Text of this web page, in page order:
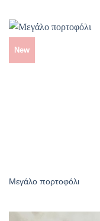
New
Μεγάλο πορτοφόλι